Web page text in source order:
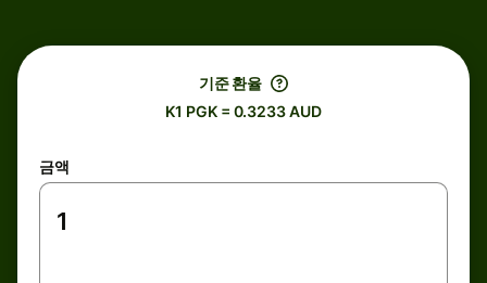
기준 환율
K1 PGK = 0.3233 AUD
금액